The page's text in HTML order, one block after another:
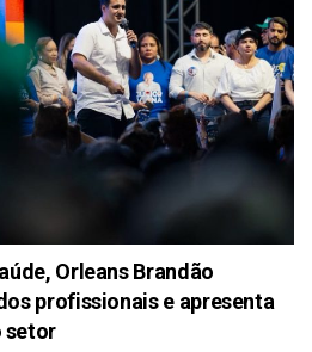
Orleans Brandão
profissionais e apresenta
setor